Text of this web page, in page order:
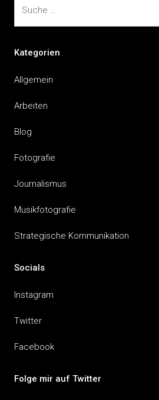
Kategorien
Allgemein
Arbeiten
Blog
Fotografie
Journalismus
Musikfotografie
Strategische Kommunikation
Socials
Instagram
Twitter
Facebook
Folge mir auf Twitter